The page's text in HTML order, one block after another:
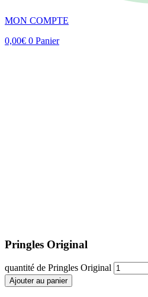
MON COMPTE
0,00€ 0 Panier
Pringles Original
quantité de Pringles Original
Ajouter au panier